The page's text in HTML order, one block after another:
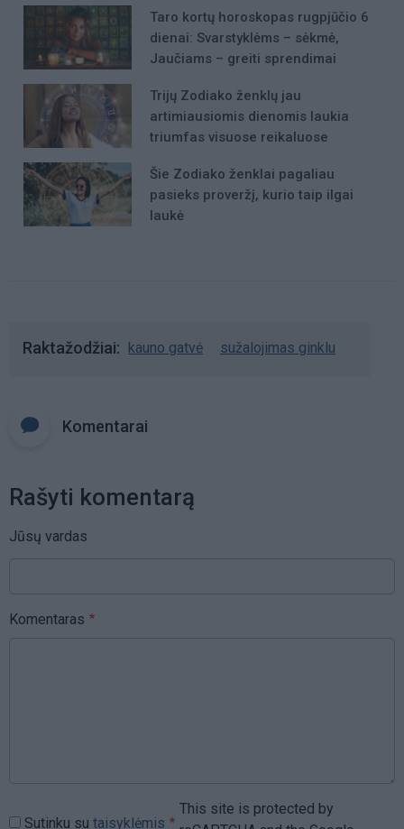
Taro kortų horoskopas rugpjūčio 6
dienai: Svarstyklėms – sėkmė,
Jaučiams – greiti sprendimai
Trijų Zodiako ženklų jau
artimiausiomis dienomis laukia
triumfas visuose reikaluose
Šie Zodiako ženklai pagaliau
pasieks proveržį, kurio taip ilgai
laukė
Raktažodžiai kauno gatvė sužalojimas ginklu
Komentarai
Rašyti komentarą
Jūsų vardas
Komentaras
Sutinku su taisyklėmis
This site is protected by